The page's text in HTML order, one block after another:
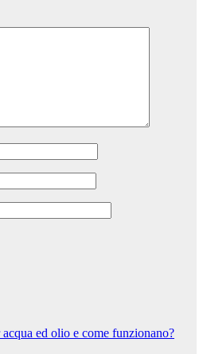
ed olio e come funzionano?